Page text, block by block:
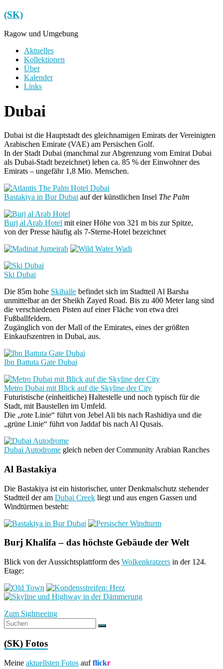
Zum
Inhalt
springen
(SK)
Ragow und Umgebung
Menü
Aktuelles
Kollektionen
Über
Kalender
Links
Dubai
Dubai ist die Hauptstadt des gleichnamigen Emirats der Vereinigten
Arabischen Emirate (VAE) am Persischen Golf.
In der Stadt Dubai (manchmal zur Abgrenzung vom Emirat Dubai
als Dubai-Stadt bezeichnet) leben ca. 85 % der Einwohner des
Emirats – ungefähr 1,8 Mio. Menschen.
Bastakiya in Bur Dubai auf der künstlichen Insel The Palm
Burj al Arab Hotel mit einer Höhe von 321 m bis zur Spitze,
von der Presse häufig als 7-Sterne-Hotel bezeichnet
Ski Dubai
Die 85m hohe Skihalle befindet sich im Stadtteil Al Barsha
unmittelbar an der Sheikh Zayed Road. Bis zu 400 Meter lang sind
die verschiedenen Pisten auf einer Fläche von etwa drei
Fußballfeldern.
Zugänglich von der Mall of the Emirates, eines der größten
Einkaufszentren in Dubai, aus.
Ibn Battuta Gate Dubai
Metro Dubai mit Blick auf die Skyline der City
Futuristische (einheitliche) Haltestelle und noch typisch für die
Stadt, mit Baustellen im Umfeld.
Die „rote Linie“ führt von Jebel Ali bis nach Rashidiya und die
„grüne Linie“ führt von Jaddaf bis nach Al Qusais.
Dubai Autodrome gleich neben der Community Arabian Ranches
Al Bastakiya
Die Bastakiya ist ein historischer, unter Denkmalschutz stehender
Stadtteil der am Dubai Creek liegt und aus engen Gassen und
Windtürmen besteht:
Burj Khalifa – das höchste Gebäude der Welt
Blick von der Aussichtsplattform des Wolkenkratzers in der 124.
Etage:
Zum Sightseeing
(SK) Fotos
Meine aktuellsten Fotos aufflickr